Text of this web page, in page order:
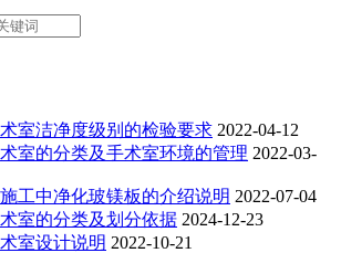
室洁净度级别的检验要求 2022-04-12
室的分类及手术室环境的管理 2022-03-
工中净化玻镁板的介绍说明 2022-07-04
室的分类及划分依据 2024-12-23
室设计说明 2022-10-21